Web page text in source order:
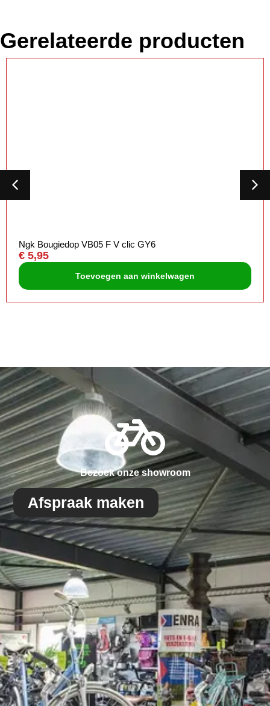
Gerelateerde producten
Ngk Bougiedop VB05 F V clic GY6
€ 5,95
Toevoegen aan winkelwagen
Bezoek onze showroom
Afspraak maken